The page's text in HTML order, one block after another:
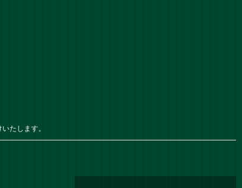
たします。